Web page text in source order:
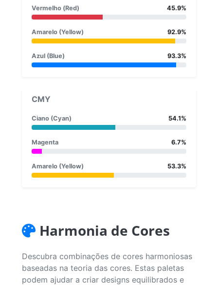
Vermelho (Red) 45.9%
Amarelo (Yellow) 92.9%
Azul (Blue) 93.3%
CMY
Ciano (Cyan) 54.1%
Magenta 6.7%
Amarelo (Yellow) 53.3%
Harmonia de Cores
Descubra combinações de cores harmoniosas
baseadas na teoria das cores. Estas paletas
podem ajudar a criar designs equilibrados e